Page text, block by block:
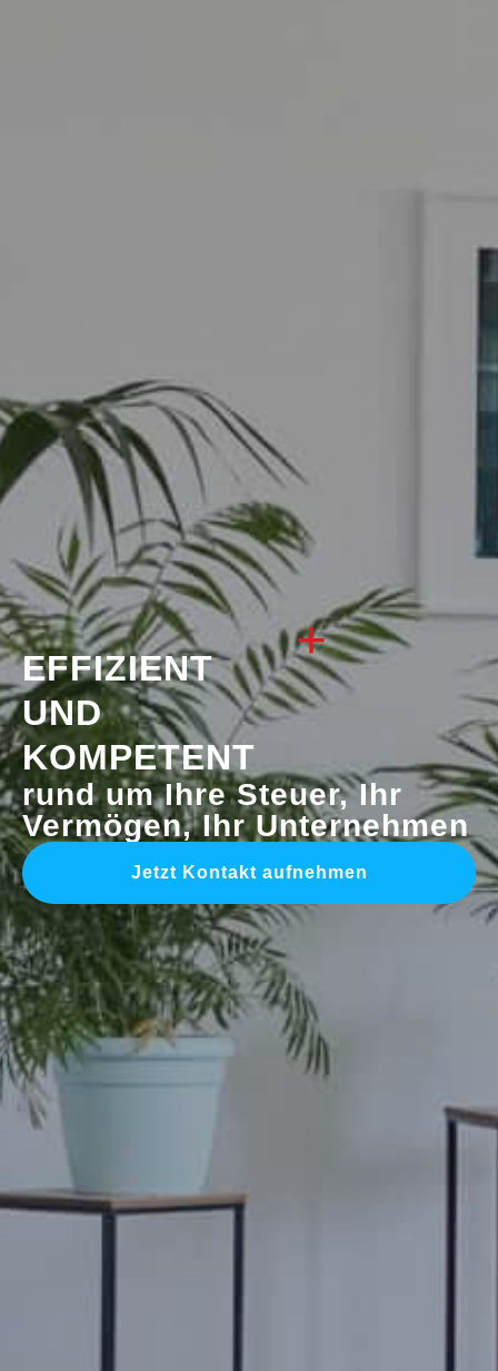
EFFIZIENT
UND
KOMPETENT
rund um Ihre Steuer, Ihr
Vermögen, Ihr Unternehmen
Jetzt Kontakt aufnehmen